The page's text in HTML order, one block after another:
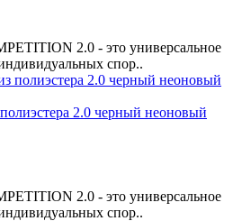
2.0 - это универсальное
спор..
2.0 черный неоновый
2.0 - это универсальное
спор..